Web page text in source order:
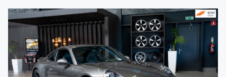
VERKOCHT
DETAILING
VACATURES
CONTACT